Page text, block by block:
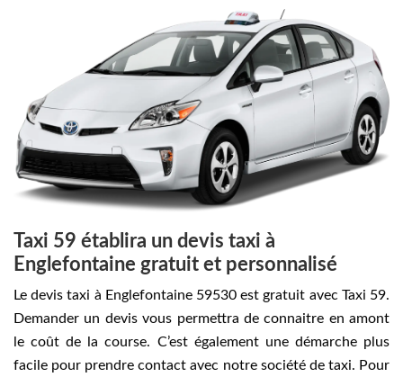
Taxi 59 établira un devis taxi à
Englefontaine gratuit et personnalisé
Le devis taxi à Englefontaine 59530 est gratuit avec Taxi 59.
Demander un devis vous permettra de connaitre en amont
le coût de la course. C’est également une démarche plus
facile pour prendre contact avec notre société de taxi. Pour